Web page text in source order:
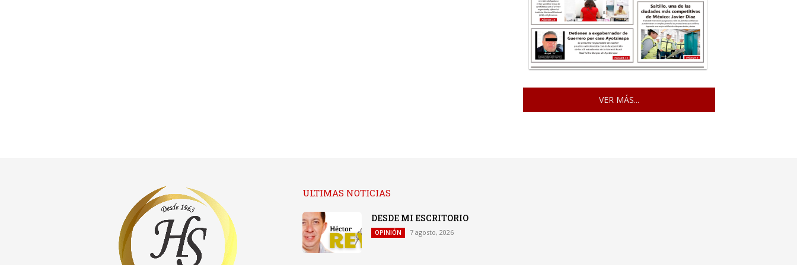
VER MÁS...
ULTIMAS NOTICIAS
DESDE MI ESCRITORIO
OPINIÓN 7 agosto, 2026